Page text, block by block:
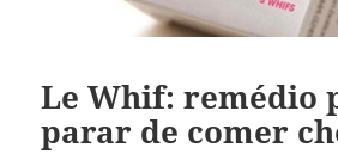
Le Whif: remédio
parar de comer